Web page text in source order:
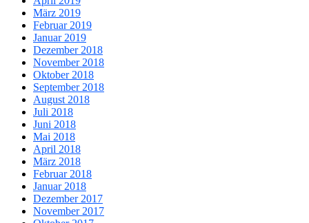
März 2019
Februar 2019
Januar 2019
Dezember 2018
November 2018
Oktober 2018
September 2018
August 2018
Juli 2018
Juni 2018
Mai 2018
April 2018
März 2018
Februar 2018
Januar 2018
Dezember 2017
November 2017